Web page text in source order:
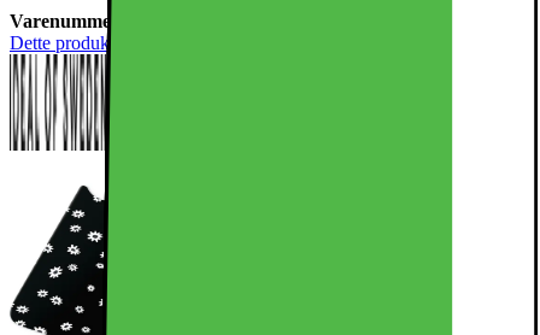
Varenummer:
Dette produkt er endnu ikke blevet bedømt.